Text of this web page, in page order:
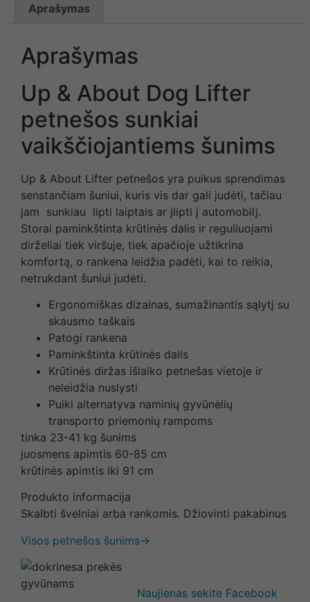
Aprašymas
Aprašymas
Up & About Dog Lifter
petnešos sunkiai
vaikščiojantiems šunims
Up & About Lifter petnešos yra puikus sprendimas
senstančiam šuniui, kuris vis dar gali judėti, tačiau
jam sunkiau lipti laiptais ar įlipti į automobilį.
Storai paminkštinta krūtinės dalis ir reguliuojami
dirželiai tiek viršuje, tiek apačioje užtikrina
komfortą, o rankena leidžia padėti, kai to reikia,
netrukdant šuniui judėti.
Ergonomiškas dizainas, sumažinantis sąlytį su
skausmo taškais
Patogi rankena
Paminkštinta krūtinės dalis
Krūtinės diržas išlaiko petnešas vietoje ir
neleidžia nuslysti
Puiki alternatyva naminių gyvūnėlių
transporto priemonių rampoms
tinka 23-41 kg šunims
juosmens apimtis 60-85 cm
krūtinės apimtis iki 91 cm
Produkto informacija
Skalbti švelniai arba rankomis. Džiovinti pakabinus
Visos petnešos šunims→
Naujienas sekite Facebook